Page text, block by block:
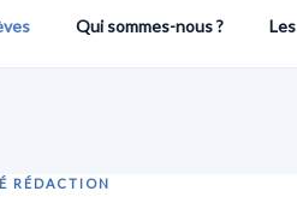
Qui sommes-nous ?
RÉDACTION